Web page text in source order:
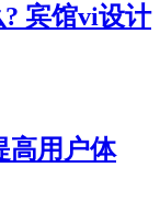
宾馆vi设计
高用户体